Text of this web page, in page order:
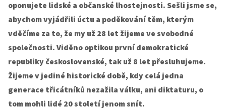
oponujete lidské a občanské lhostejnosti. Sešli jsme se,
abychom vyjádřili úctu a poděkování těm, kterým
vděčíme za to, že my už 28 let žijeme ve svobodné
společnosti. Viděno optikou první demokratické
republiky československé, tak už 8 let přesluhujeme.
Žijeme v jediné historické době, kdy celá jedna
generace třicátníků nezažila válku, ani diktaturu, o
tom mohli lidé 20 století jenom snít.